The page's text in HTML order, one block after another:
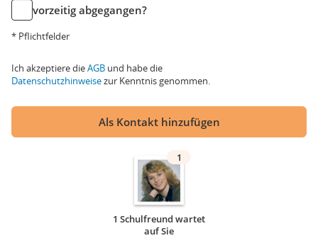
vorzeitig abgegangen?
* Pflichtfelder
Ich akzeptiere dieAGB und habe die
Datenschutzhinweisezur Kenntnis genommen.
Als Kontakt hinzufügen
1
1 Schulfreund wartet
auf Sie